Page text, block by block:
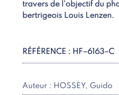
travers de l'objectif du
bertrigeois Louis Lenzen.
RÉFÉRENCE : HF–6163–C
Auteur : HOSSEY, Guido